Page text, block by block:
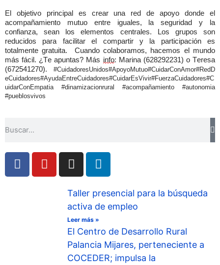
El objetivo principal es crear una red de apoyo donde el
acompañamiento mutuo entre iguales, la seguridad y la
confianza, sean los elementos centrales.
Los grupos son
reducidos para facilitar el compartir y la participación es
totalmente gratuita.
Cuando colaboramos, hacemos el mundo
más fácil. ¿Te apuntas? Más info: Marina (628292231) o Teresa
(672541270).
#CuidadoresUnidos#ApoyoMutuo#CuidarConAmor#RedD
eCuidadores#AyudaEntreCuidadores#CuidarEsVivir#FuerzaCuidadores#C
uidarConEmpatia #dinamizacionrural #acompañamiento #autonomia
#pueblosvivos
Taller presencial para la búsqueda
activa de empleo
Leer más »
El Centro de Desarrollo Rural
Palancia Mijares, perteneciente a
COCEDER; impulsa la